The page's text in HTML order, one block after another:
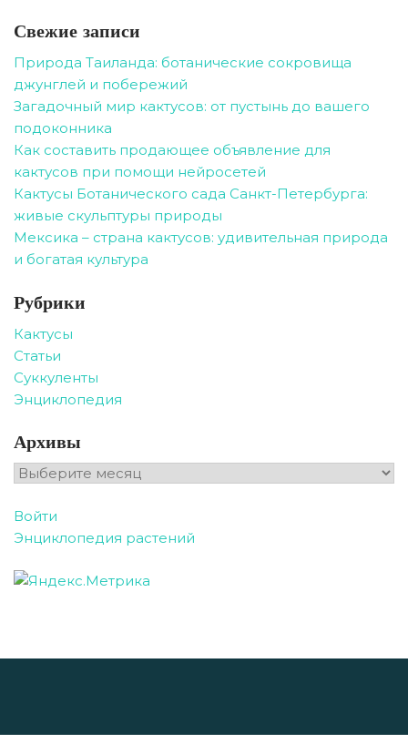
Свежие записи
Природа Таиланда: ботанические сокровища
джунглей и побережий
Загадочный мир кактусов: от пустынь до вашего
подоконника
Как составить продающее объявление для
кактусов при помощи нейросетей
Кактусы Ботанического сада Санкт-Петербурга:
живые скульптуры природы
Мексика – страна кактусов: удивительная природа
и богатая культура
Рубрики
Кактусы
Статьи
Суккуленты
Энциклопедия
Архивы
Архивы
Войти
Энциклопедия растений